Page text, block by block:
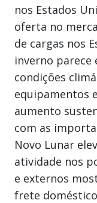
nos Estados
oferta no
de cargas nos
inverno parece
condições
equipamentos
aumento
com as
Novo Lunar
atividade nos
e externos
frete